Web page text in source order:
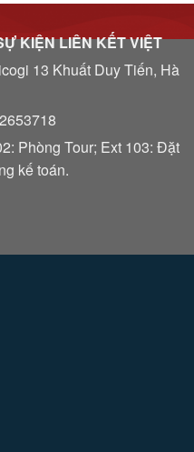
KIỆN LIÊN KẾT VIỆT
13 Khuất Duy Tiến, Hà
Phòng Tour; Ext 103: Đặt
kế toán.